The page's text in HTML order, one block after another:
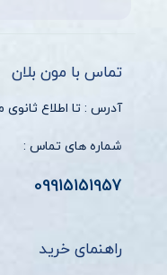
تماس با مون بلان
آدرس : تا اطلاع
شماره های تماس :
09915151957
راهنمای خرید